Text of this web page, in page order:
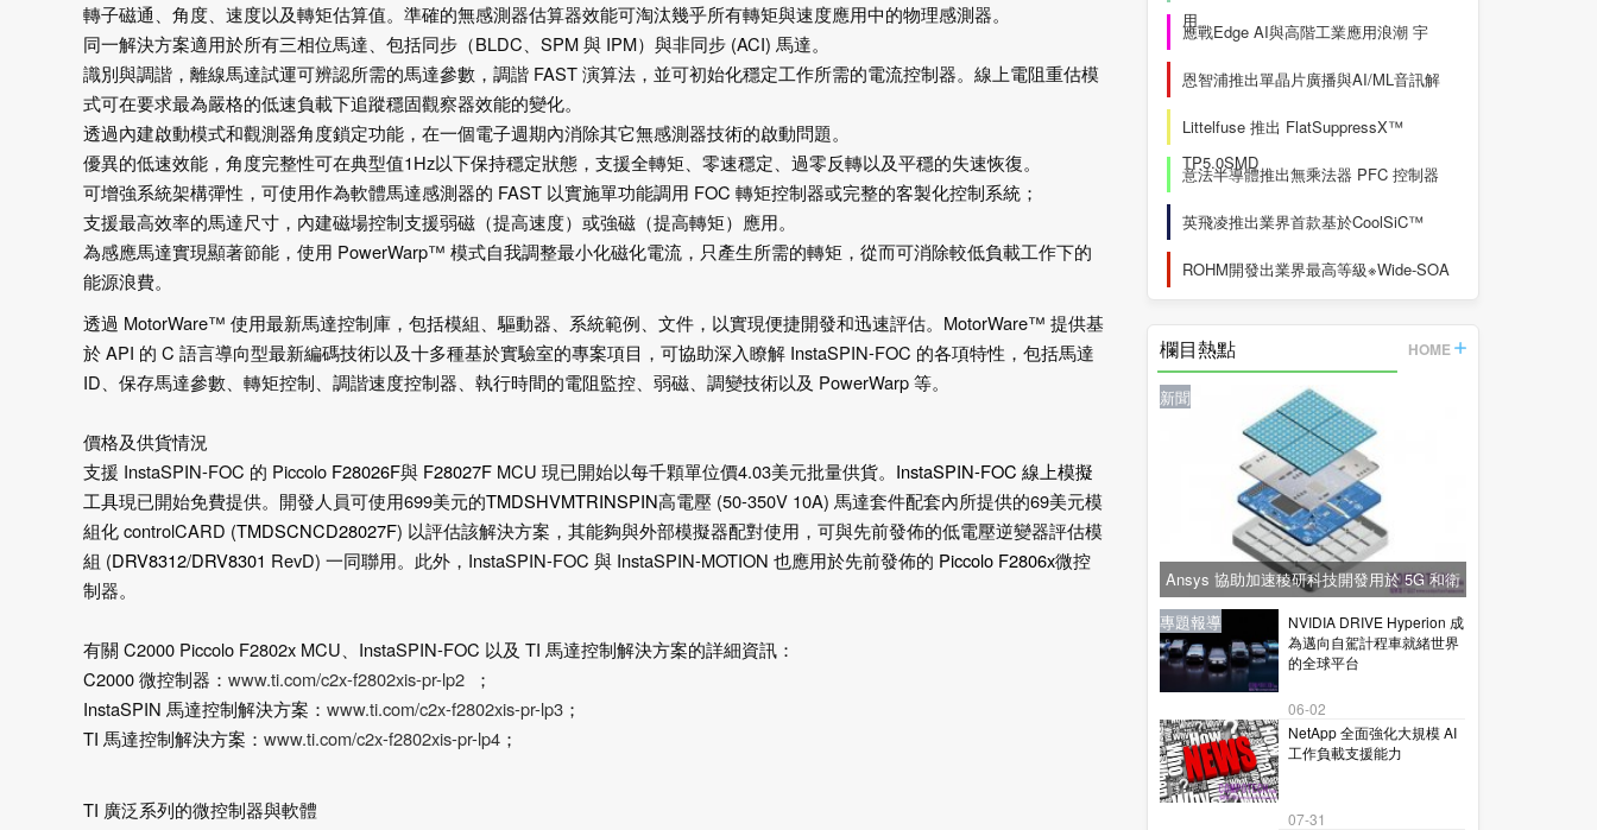
轉子磁通、角度、速度以及轉矩估算值。準確的無感測器估算器效能可淘汰幾乎所有轉矩與速度應用中的物理感測器。
同一解決方案適用於所有三相位馬達、包括同步（BLDC SPM與IPM）與非同步(ACI) 馬達。
識別與調諧，離線馬達試運可辨認所需的馬達參數，調諧FAST演算法，並可初始化穩定工作所需的電流控制器。線上電阻重估模
式可在要求最為嚴格的低速負載下追蹤穩固觀察器效能的變化。
透過內建啟動模式和觀測器角度鎖定功能，在一個電子週期內消除其它無感測器技術的啟動問題。
優異的低速效能，角度完整性可在典型值1Hz以下保持穩定狀態，支援全轉矩、零速穩定、過零反轉以及平穩的失速恢復。
可增強系統架構彈性，可使用作為軟體馬達感測器的 FAST 以實施單功能調用 FOC 轉矩控制器或完整的客製化控制系統；
支援最高效率的馬達尺寸，內建磁場控制支援弱磁（提高速度）或強磁（提高轉矩）應用。
為感應馬達實現顯著節能，使用 PowerWarp™ 模式自我調整最小化磁化電流，只產生所需的轉矩，從而可消除較低負載工作下的
能源浪費。
透過 MotorWare™ 使用最新馬達控制庫，包括模組、驅動器、系統範例、文件，以實現便捷開發和迅速評估。 MotorWare™ 提供基
於API 的 C 語言導向型最新編碼技術以及十多種基於實驗室的專案項目，可協助深入瞭解InstaSPIN-FOC 的各項特性，包括馬達
ID 、保存馬達參數、轉矩控制、調諧速度控制器、執行時間的電阻監控、弱磁、調變技術以及 PowerWarp等。
價格及供貨情況
支援 InstaSPIN-FOC 的 Piccolo F28026F與 F28027FMCU 現已開始以每千顆單位價4.03美元批量供貨。 InstaSPIN-FOC 線上模擬
工具現已開始免費提供。開發人員可使用699美元的TMDSHVMTRINSPIN高電壓 (50-350V 10A) 馬達套件配套內所提供的69美元模
組化controlCARD (TMDSCNCD28027F) 以評估該解決方案，其能夠與外部模擬器配對使用，可與先前發佈的低電壓逆變器評估模
組 (DRV8312/DRV8301 RevD) 一同聯用。此外， InstaSPIN-FOC 與InstaSPIN-MOTION 也應用於先前發佈的 Piccolo F2806x微控
制器。
有關 C2000 Piccolo F2802x MCU InstaSPIN-FOC 以及 TI 馬達控制解決方案的詳細資訊：
C2000微控制器： www.ti.com/c2x-f2802xis-pr-lp2
；
InstaSPIN 馬達控制解決方案： www.ti.com/c2x-f2802xis-pr-lp3；
TI 馬達控制解決方案： www.ti.com/c2x-f2802xis-pr-lp4；
TI 廣泛系列的微控制器與軟體
用
應戰Edge AI與高階工業應用浪潮 宇
恩智浦推出單晶片廣播與AI/ML音訊解
Littelfuse 推出 FlatSuppressX™
TP5.0SMD
意法半導體推出無乘法器 PFC 控制器
英飛凌推出業界首款基於CoolSiC™
ROHM開發出業界最高等級※Wide-SOA
的
欄目熱點 HOME
新聞
Ansys 協助加速稜研科技開發用於 5G 和衛
星通訊的下一代毫米波技術
新聞
NVIDIA DRIVE Hyperion 成
為邁向自駕計程車就緒世界
的全球平台
06-02
新聞
NetApp 全面強化大規模 AI
工作負載支援能力
07-31
專題報導
新聞
專題報導